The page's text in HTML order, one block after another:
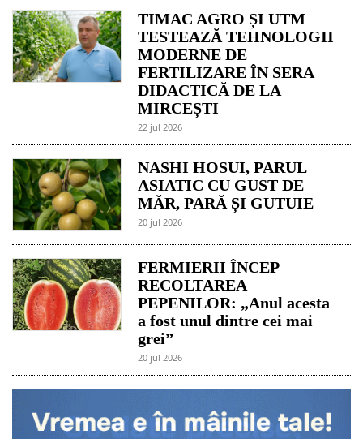
TIMAC AGRO ȘI UTM
TESTEAZĂ TEHNOLOGII
MODERNE DE
FERTILIZARE ÎN SERA
DIDACTICĂ DE LA
MIRCEȘTI
22 jul 2026
NASHI HOSUI, PARUL
ASIATIC CU GUST DE
MĂR, PARĂ ȘI GUTUIE
20 jul 2026
FERMIERII ÎNCEP
RECOLTAREA
PEPENILOR: „Anul acesta
a fost unul dintre cei mai
grei”
20 jul 2026